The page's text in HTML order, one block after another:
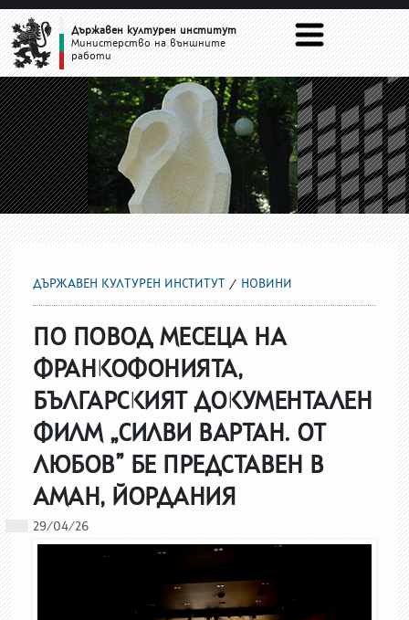
НОВИНИДържавен културен институт
Министерство на външните
работи
ДЪРЖАВЕН КУЛТУРЕН ИНСТИТУТ НОВИНИ
ПО ПОВОД МЕСЕЦА НА
ФРАНКОФОНИЯТА,
БЪЛГАРСКИЯТ ДОКУМЕНТАЛЕН
ФИЛМ „СИЛВИ ВАРТАН. ОТ
ЛЮБОВ” БЕ ПРЕДСТАВЕН В
АМАН, ЙОРДАНИЯ
29/04/26